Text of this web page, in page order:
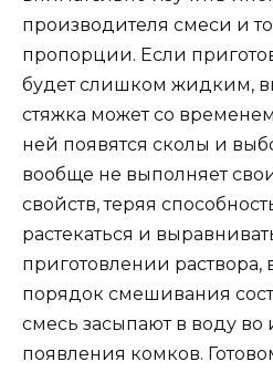
производителя смеси и
пропорции. Если
будет слишком жидким,
стяжка может со
ней появятся сколы и
вообще не выполняет
свойств, теряя
растекаться и
приготовлении раствора,
порядок смешивания
смесь засыпают в воду во
появления комков.